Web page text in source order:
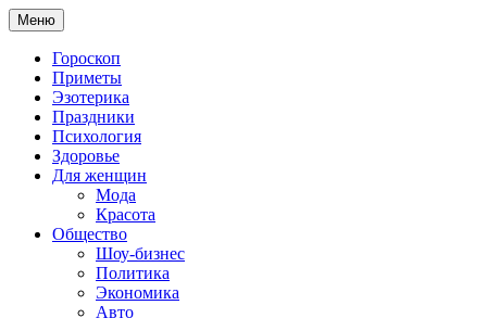
Меню
Гороскоп
Приметы
Эзотерика
Праздники
Психология
Здоровье
Для женщин
Мода
Красота
Общество
Шоу-бизнес
Политика
Экономика
Авто